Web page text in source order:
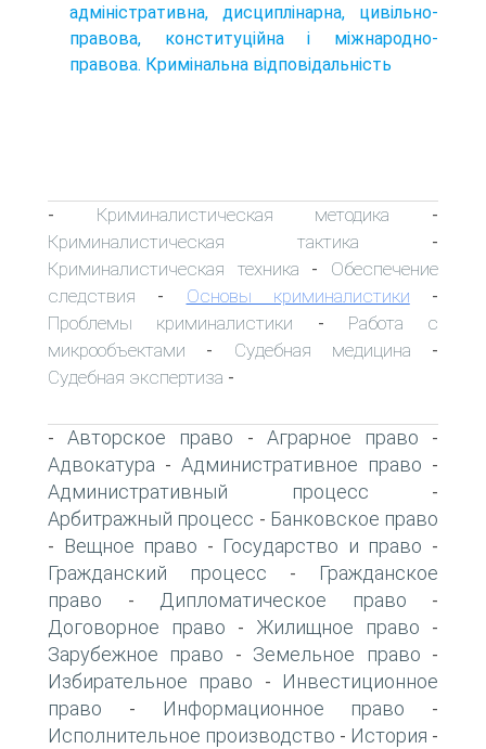
адміністративна, дисциплінарна, цивільно-
правова, конституційна і міжнародно-
правова. Кримінальна відповідальність
- Криминалистическая методика -
Криминалистическая тактика -
Криминалистическая техника - Обеспечение
следствия - Основы криминалистики -
Проблемы криминалистики - Работа с
микрообъектами - Судебная медицина -
Судебная экспертиза -
-Авторское право - Аграрное право -
Адвокатура - Административное право -
Административный процесс -
Арбитражный процесс - Банковское право
- Вещное право - Государство и право -
Гражданский процесс -
Гражданское
право - Дипломатическое право -
Договорное право - Жилищное право -
Зарубежное право - Земельное право -
Избирательное право -
Инвестиционное
право - Информационное право -
Исполнительное производство - История -